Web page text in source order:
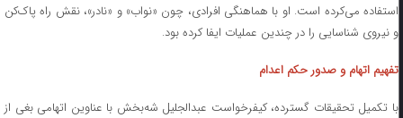
استفاده می‌کرده است. او با هماهنگی افرادی، چون «نواب» و «نادر»، نقش راه پاک‌کن
و نیروی شناسایی را در چندین عملیات ایفا کرده بود.
تفهیم اتهام و صدور حکم اعدام
با تکمیل تحقیقات گسترده، کیفرخواست عبدالجلیل شه‌بخش با عناوین اتهامی بغی از